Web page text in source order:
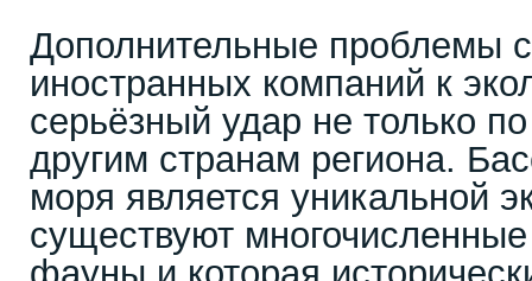
Дополнительные проблемы
иностранных компаний к
серьёзный удар не только
другим странам региона.
моря является уникальной
существуют